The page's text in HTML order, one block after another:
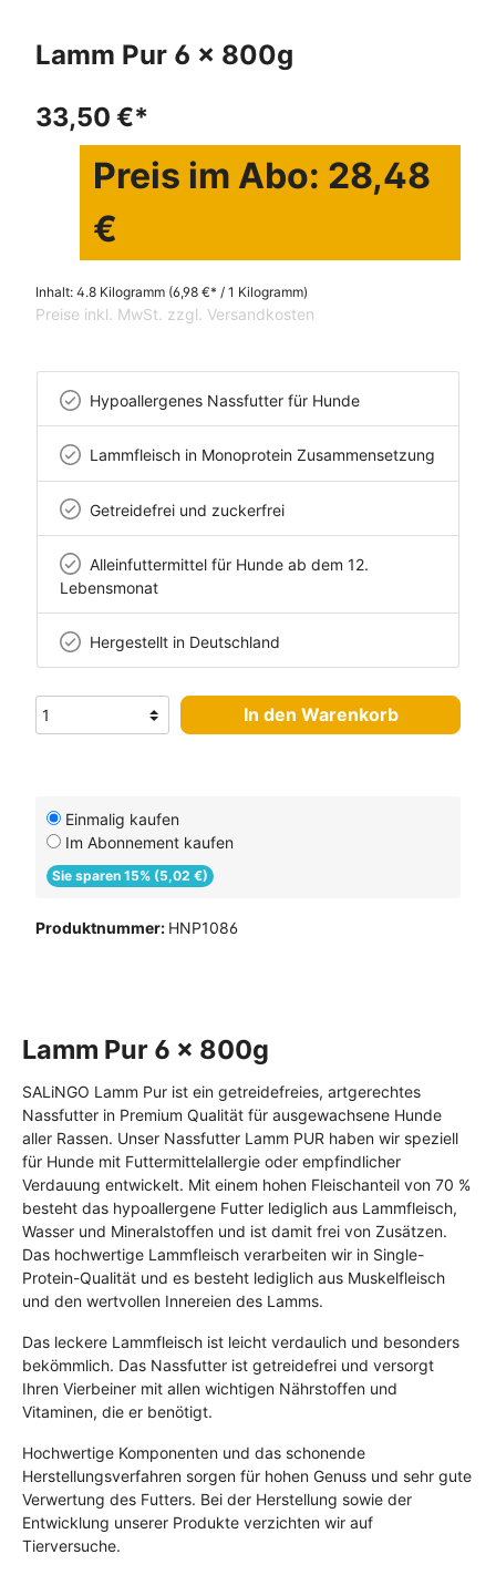
Lamm Pur 6 x 800g
33,50 €*
Preis im Abo: 28,48
€
Inhalt: 4.8 Kilogramm (6,98 €* / 1 Kilogramm)
Preise inkl. MwSt. zzgl. Versandkosten
Hypoallergenes Nassfutter für Hunde
Lammfleisch in Monoprotein Zusammensetzung
Getreidefrei und zuckerfrei
Alleinfuttermittel für Hunde ab dem 12.
Lebensmonat
Hergestellt in Deutschland
In den Warenkorb
Einmalig kaufen
Im Abonnement kaufen
Sie sparen 15% (5,02 €)
Produktnummer: HNP1086
Lamm Pur 6 x 800g
SALiNGO Lamm Pur ist ein getreidefreies, artgerechtes
Nassfutter in Premium Qualität für ausgewachsene Hunde
aller Rassen. Unser Nassfutter Lamm PUR haben wir speziell
für Hunde mit Futtermittelallergie oder empfindlicher
Verdauung entwickelt. Mit einem hohen Fleischanteil von 70 %
besteht das hypoallergene Futter lediglich aus Lammfleisch,
Wasser und Mineralstoffen und ist damit frei von Zusätzen.
Das hochwertige Lammfleisch verarbeiten wir in Single-
Protein-Qualität und es besteht lediglich aus Muskelfleisch
und den wertvollen Innereien des Lamms.
Das leckere Lammfleisch ist leicht verdaulich und besonders
bekömmlich. Das Nassfutter ist getreidefrei und versorgt
Ihren Vierbeiner mit allen wichtigen Nährstoffen und
Vitaminen, die er benötigt.
Hochwertige Komponenten und das schonende
Herstellungsverfahren sorgen für hohen Genuss und sehr gute
Verwertung des Futters. Bei der Herstellung sowie der
Entwicklung unserer Produkte verzichten wir auf
Tierversuche.